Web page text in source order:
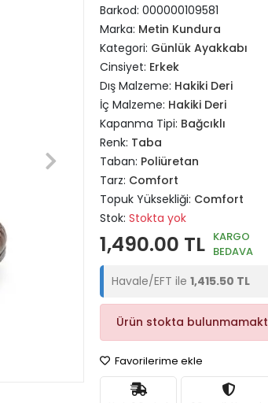
Barkod: 000000109581
Marka: Metin Kundura
Kategori: Günlük Ayakkabı
Cinsiyet: Erkek
Dış Malzeme: Hakiki Deri
İç Malzeme: Hakiki Deri
Kapanma Tipi: Bağcıklı
Renk: Taba
Taban: Poliüretan
Tarz: Comfort
Topuk Yüksekliği: Comfort
Stok: Stokta yok
1,490.00 TL KARGO
BEDAVA
Havale/EFT ile 1,415.50 TL
Ürün stokta
Favorilerime ekle